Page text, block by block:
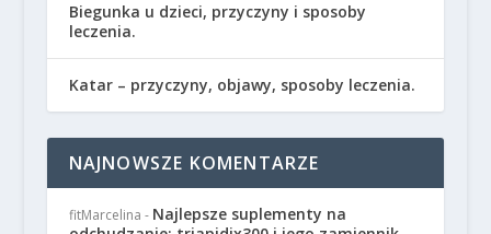
Biegunka u dzieci, przyczyny i sposoby
leczenia.
Katar – przyczyny, objawy, sposoby leczenia.
NAJNOWSZE KOMENTARZE
fitMarcelina - Najlepsze suplementy na